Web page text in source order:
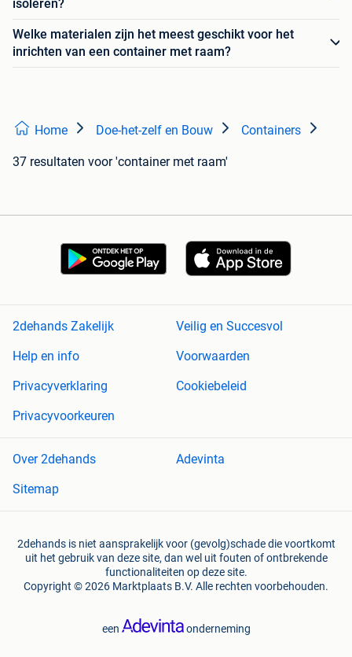
isoleren?
Welke materialen zijn het meest geschikt voor het
inrichten van een container met raam?
Home Doe-het-zelf en Bouw Containers
37 resultaten voor 'container met raam'
2dehands Zakelijk
Veilig en Succesvol
Help en info
Voorwaarden
Privacyverklaring
Cookiebeleid
Privacyvoorkeuren
Over 2dehands
Adevinta
Sitemap
2dehands is niet aansprakelijk voor (gevolg)schade die voortkomt
uit het gebruik van deze site, dan wel uit fouten of ontbrekende
functionaliteiten op deze site.
Copyright © 2026 Marktplaats B.V. Alle rechten voorbehouden.
een onderneming